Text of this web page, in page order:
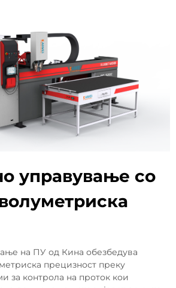
управување со
на ПУ од Кина обезбедува
прецизност преку
за контрола на проток кои